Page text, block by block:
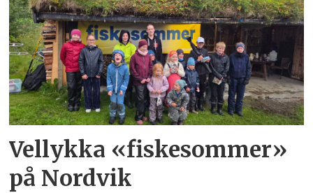
Vellykka «fiskesommer»
på Nordvik